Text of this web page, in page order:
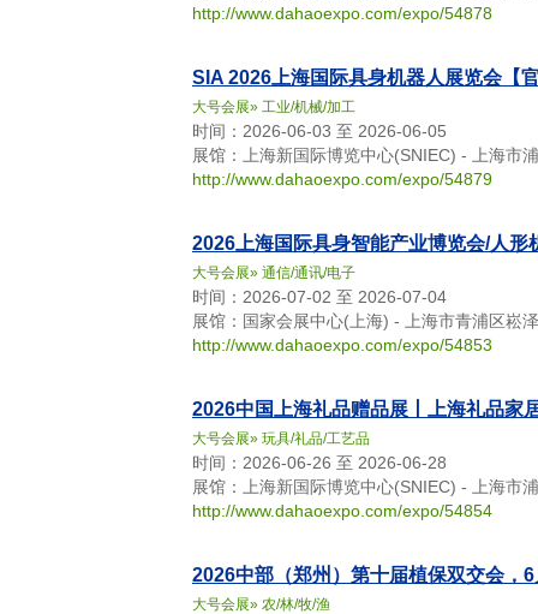
http://www.dahaoexpo.com/expo/54878
SIA 2026上海国际具身机器人展览会【
大号会展» 工业/机械/加工
时间：2026-06-03 至 2026-06-05
展馆：上海新国际博览中心(SNIEC) - 上海市
http://www.dahaoexpo.com/expo/54879
2026上海国际具身智能产业博览会/人形
大号会展» 通信/通讯/电子
时间：2026-07-02 至 2026-07-04
展馆：国家会展中心(上海) - 上海市青浦区崧
http://www.dahaoexpo.com/expo/54853
2026中国上海礼品赠品展丨上海礼品家
大号会展» 玩具/礼品/工艺品
时间：2026-06-26 至 2026-06-28
展馆：上海新国际博览中心(SNIEC) - 上海市
http://www.dahaoexpo.com/expo/54854
2026中部（郑州）第十届植保双交会，
大号会展» 农/林/牧/渔